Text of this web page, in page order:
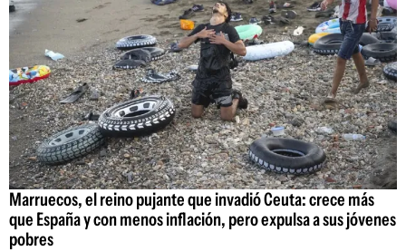
Marruecos, el reino pujante que invadió Ceuta: crece más
que España y con menos inflación, pero expulsa a sus jóvenes
pobres